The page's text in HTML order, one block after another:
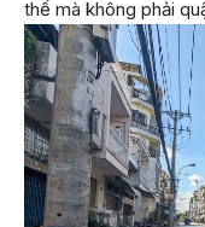
thế mà không phải